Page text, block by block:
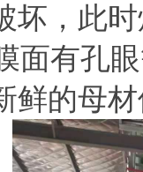
坏，此
面有孔
鲜的母